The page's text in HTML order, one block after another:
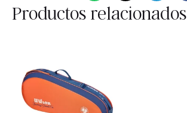
Productos relacionados